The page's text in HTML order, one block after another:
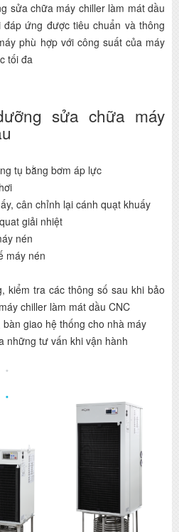
sửa chữa máy chiller làm mát dầu
đáp ứng được tiêu chuẩn và thông
phù hợp với công suất của máy
tối đa
sửa chữa máy
tụ bằng bơm áp lực
cân chỉnh lại cánh quạt khuấy
giải nhiệt
nén
máy nén
kiểm tra các thông số sau khi bảo
chiller làm mát dầu CNC
giao hệ thống cho nhà máy
những tư vấn khi vận hành